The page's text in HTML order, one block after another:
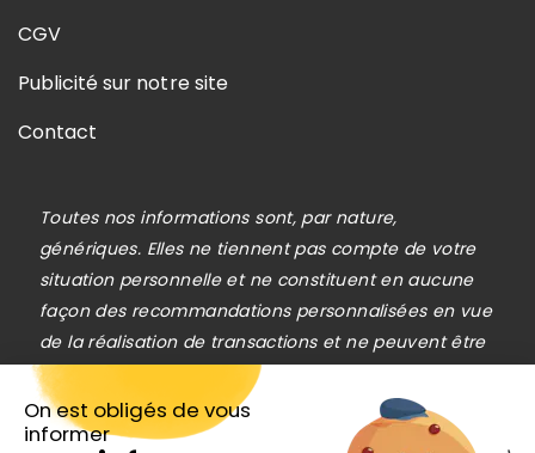
On est obligés de vous
informer
CGV
Publicité sur notre site
Contact
Toutes nos informations sont, par nature,
génériques. Elles ne tiennent pas compte de votre
situation personnelle et ne constituent en aucune
façon des recommandations personnalisées en vue
de la réalisation de transactions et ne peuvent être
assimilées à une prestation de conseil en
investissement financier, ni à une incitation
quelconque à acheter ou vendre des instruments